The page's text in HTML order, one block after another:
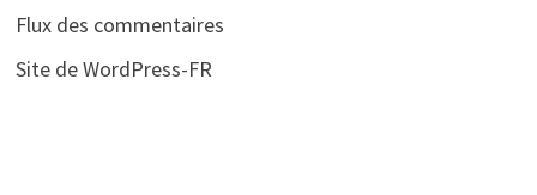
Flux des commentaires
Site de WordPress-FR